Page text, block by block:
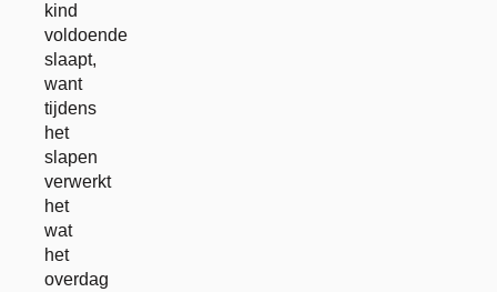
kind
voldoende
slaapt,
want
tijdens
het
slapen
verwerkt
het
wat
het
overdag